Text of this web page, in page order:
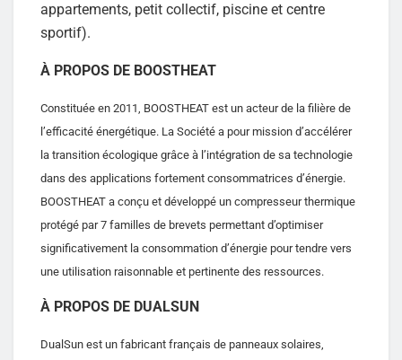
appartements, petit collectif, piscine et centre
sportif).
À PROPOS DE BOOSTHEAT
Constituée en 2011, BOOSTHEAT est un acteur de la filière de
l’efficacité énergétique. La Société a pour mission d’accélérer
la transition écologique grâce à l’intégration de sa technologie
dans des applications fortement consommatrices d’énergie.
BOOSTHEAT a conçu et développé un compresseur thermique
protégé par 7 familles de brevets permettant d’optimiser
significativement la consommation d’énergie pour tendre vers
une utilisation raisonnable et pertinente des ressources.
À PROPOS DE DUALSUN
DualSun est un fabricant français de panneaux solaires,